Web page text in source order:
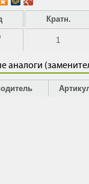
Кратн.
1
аналоги